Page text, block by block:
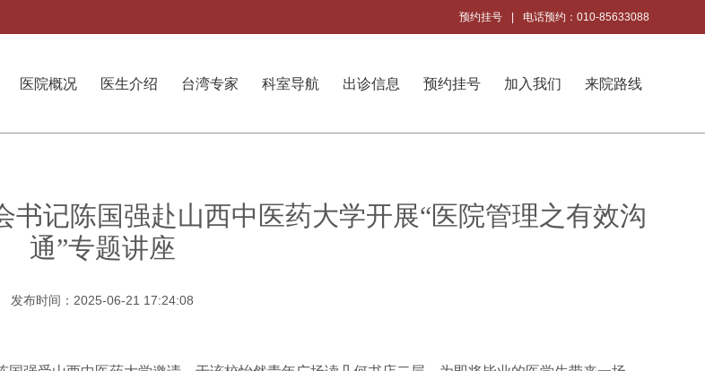
电话预约：010-85633088
预约挂号
医院概况 医生介绍 台湾专家 科室导航 出诊信息 预约挂号 加入我们 来院路线
记陈国强赴山西中医药大学开展“医院管理之有效沟
通”专题讲座
发布时间：2025-06-21 17:24:08